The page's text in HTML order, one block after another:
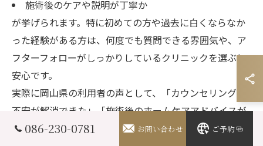
施術後のケアや説明が丁寧か
が挙げられます。特に初めての方や過去に白くならなか
った経験がある方は、何度でも質問できる雰囲気や、ア
フターフォローがしっかりしているクリニックを選ぶと
安心です。
実際に岡山県の利用者の声として、「カウンセリングで
不安が解消できた」「施術後のホームケアアドバイスが
役立った」といった口コミも多く、信頼できるクリニッ
086-230-0781 お問い合わせ ご予約